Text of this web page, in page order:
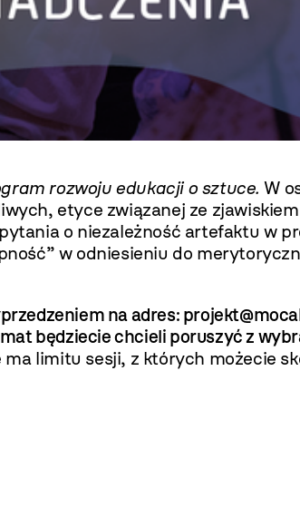
rozwoju edukacji o sztuce. W
etyce związanej ze
o niezależność artefaktu w
w odniesieniu do
na adres:
będziecie chcieli poruszyć z
ma limitu sesji, z których możecie